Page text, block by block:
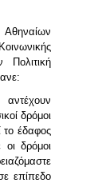
Αθηναίων
Πολιτική
αντέχουν
δρόμοι
το έδαφος
δρόμοι
επίπεδο